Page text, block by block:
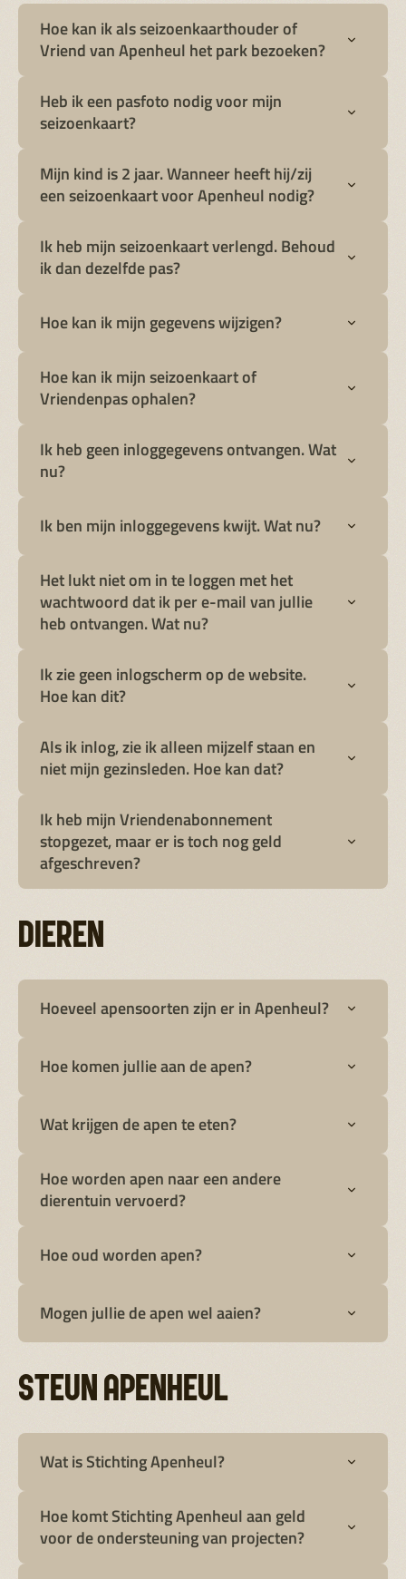
Hoe kan ik als seizoenkaarthouder of
Vriend van Apenheul het park bezoeken?
Heb ik een pasfoto nodig voor mijn
seizoenkaart?
Mijn kind is 2 jaar. Wanneer heeft hij/zij
een seizoenkaart voor Apenheul nodig?
Ik heb mijn seizoenkaart verlengd. Behoud
ik dan dezelfde pas?
Hoe kan ik mijn gegevens wijzigen?
hier
Hoe kan ik mijn seizoenkaart of
Vriendenpas ophalen?
Ik heb geen inloggegevens ontvangen. Wat
nu?
Ik ben mijn inloggegevens kwijt. Wat nu?
inlogpagina voor Vrienden
inlogpagina voor Seizoenkaarthouders
Het lukt niet om in te loggen met het
wachtwoord dat ik per e-mail van jullie
heb ontvangen. Wat nu?
Ik zie geen inlogscherm op de website.
Hoe kan dit?
Als ik inlog, zie ik alleen mijzelf staan en
niet mijn gezinsleden. Hoe kan dat?
Ik heb mijn Vriendenabonnement
stopgezet, maar er is toch nog geld
afgeschreven?
DIEREN
Hoeveel apensoorten zijn er in Apenheul?
Hoe komen jullie aan de apen?
Wat krijgen de apen te eten?
Hoe worden apen naar een andere
dierentuin vervoerd?
Hoe oud worden apen?
Mogen jullie de apen wel aaien?
STEUN APENHEUL
Wat is Stichting Apenheul?
Hoe komt Stichting Apenheul aan geld
voor de ondersteuning van projecten?